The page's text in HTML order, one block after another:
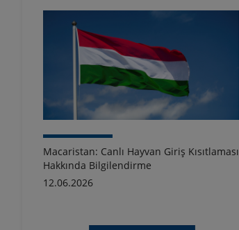
Macaristan: Canlı Hayvan Giriş Kısıtlaması
Hakkında Bilgilendirme
12.06.2026